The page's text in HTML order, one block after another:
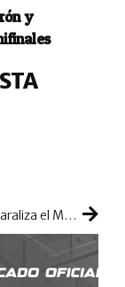
y
La lluvia paraliza el Major de México: todo cancelado y dobles turnos para este viernes